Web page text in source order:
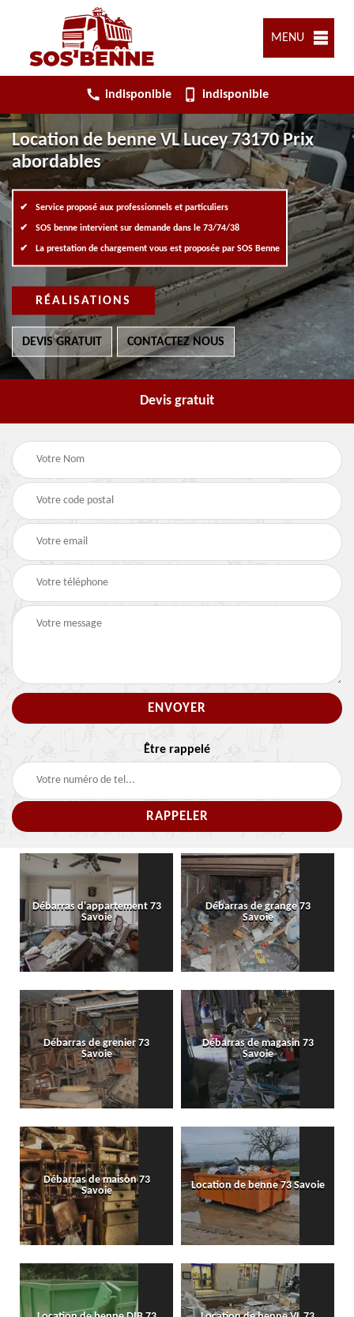
MENU
indisponible indisponible
Location de benne VL Lucey 73170 Prix
abordables
Service proposé aux professionnels et particuliers
SOS benne intervient sur demande dans le 73/74/38
La prestation de chargement vous est proposée par SOS Benne
RÉALISATIONS
DEVIS GRATUIT CONTACTEZ NOUS
Devis gratuit
Être rappelé
Débarras d'appartement 73
Savoie
Débarras de grange 73
Savoie
Débarras de grenier 73
Savoie
Débarras de magasin 73
Savoie
Débarras de maison 73
Savoie
Location de benne 73 Savoie